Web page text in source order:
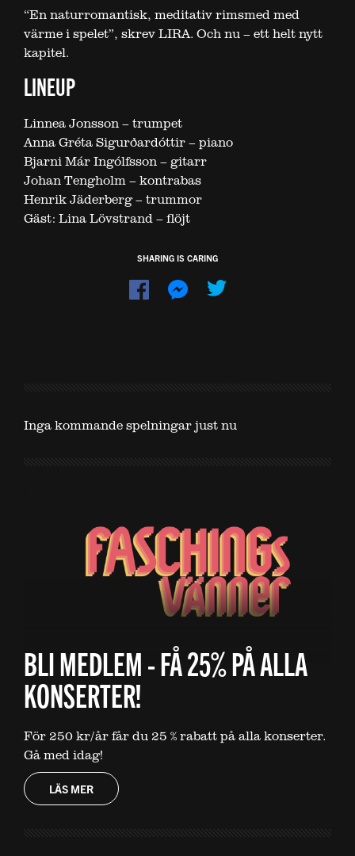
“En naturromantisk, meditativ rimsmed med
värme i spelet”, skrev LIRA. Och nu – ett helt nytt
kapitel.
LINEUP
Linnea Jonsson – trumpet
Anna Gréta Sigurðardóttir – piano
Bjarni Már Ingólfsson – gitarr
Johan Tengholm – kontrabas
Henrik Jäderberg – trummor
Gäst: Lina Lövstrand – flöjt
SHARING IS CARING
Dela
Dela
Inga kommande spelningar just nu
BLI MEDLEM - FÅ 25% PÅ ALLA
KONSERTER!
För 250 kr/år får du 25 % rabatt på alla konserter.
Gå med idag!
LÄS MER